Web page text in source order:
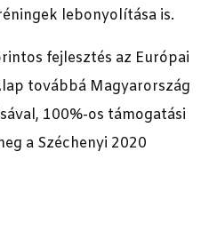
lebonyolítása is.
fejlesztés az Európai
továbbá Magyarország
100%-os támogatási
a Széchenyi 2020